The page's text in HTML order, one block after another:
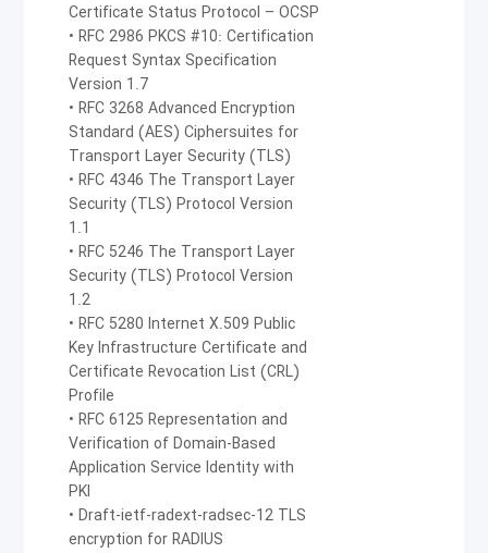
Certificate Status Protocol – OCSP
• RFC 2986 PKCS #10: Certification
Request Syntax Specification
Version 1.7
• RFC 3268 Advanced Encryption
Standard (AES) Ciphersuites for
Transport Layer Security (TLS)
• RFC 4346 The Transport Layer
Security (TLS) Protocol Version
1.1
• RFC 5246 The Transport Layer
Security (TLS) Protocol Version
1.2
• RFC 5280 Internet X.509 Public
Key Infrastructure Certificate and
Certificate Revocation List (CRL)
Profile
• RFC 6125 Representation and
Verification of Domain-Based
Application Service Identity with
PKI
• Draft-ietf-radext-radsec-12 TLS
encryption for RADIUS